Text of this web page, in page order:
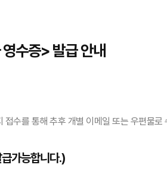
수증> 발급 안내
수를 통해 추후 개별 이메일 또는 우편물로
가능합니다.)